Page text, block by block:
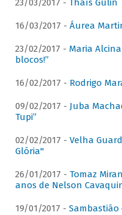
23/03/2017 - Thaís Gulin
16/03/2017 - Áurea
23/02/2017 - Maria
blocos!”
16/02/2017 - Rodrigo
09/02/2017 - Juba
Tupi”
02/02/2017 - Velha
Glória"
26/01/2017 - Tomaz
anos de Nelson
19/01/2017 -